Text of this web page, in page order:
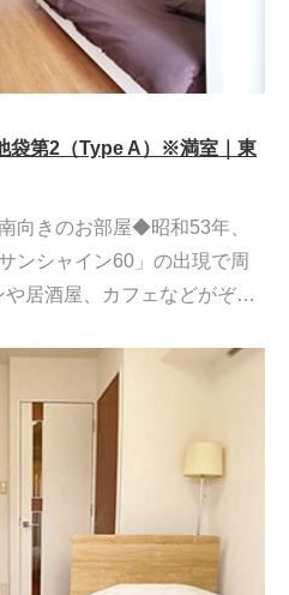
袋第2（Type A）※満室｜東
向きのお部屋◆昭和53年、
ンシャイン60」の出現で周
や居酒屋、カフェなどがぞ…